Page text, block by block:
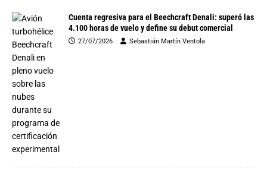
Cuenta regresiva para el Beechcraft Denali: superó las
4.100 horas de vuelo y define su debut comercial
27/07/2026 Sebastián Martín Ventola